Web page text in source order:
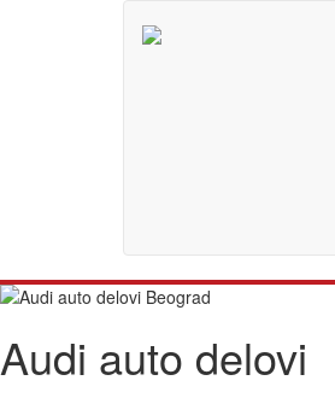
Audi auto delovi